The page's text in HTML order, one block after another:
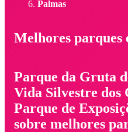
Palmas
Melhores parques
Parque da Gruta
Vida Silvestre dos
Parque de
sobre melhores